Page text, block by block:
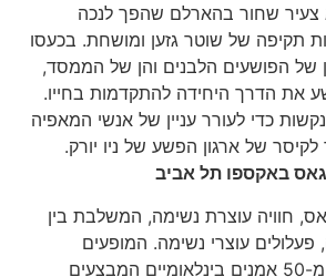
שחור בהארלם שהפך לנכה
תקיפה של שוטר גזען ומושחת. בכעסו
הפושעים הלבנים והן של הממסד,
הדרך היחידה להתקדמות בחייו.
כדי לעורר עניין של אנשי המאפיה
של ארגון הפשע של ניו יורק.
באקספו תל אביב
חוויה עוצרת נשימה, המשלבת בין
עוצרי נשימה. המופעים
בהשתתפות למעלה מ-50 אמנים בינלאומיים המבצעים